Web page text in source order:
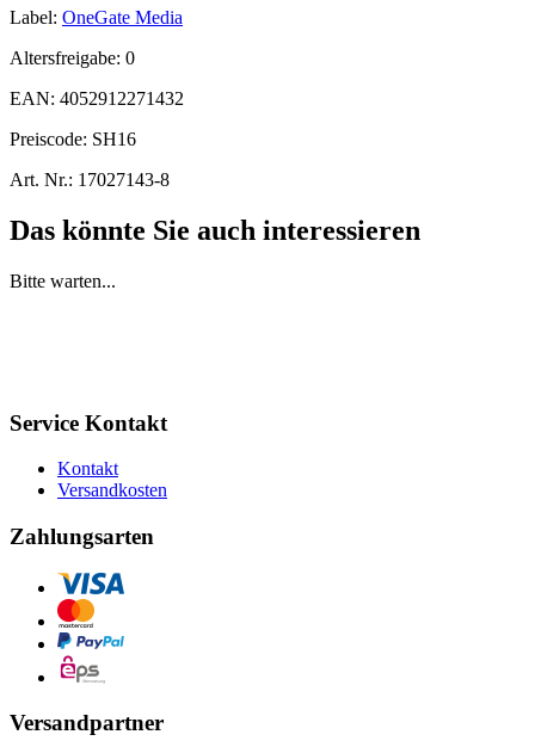
Label: OneGate Media
Altersfreigabe: 0
EAN: 4052912271432
Preiscode: SH16
Art. Nr.: 17027143-8
Das könnte Sie auch interessieren
Bitte warten...
Service Kontakt
Kontakt
Versandkosten
Zahlungsarten
Versandpartner